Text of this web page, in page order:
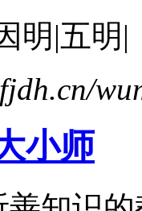
明|五明|
小师